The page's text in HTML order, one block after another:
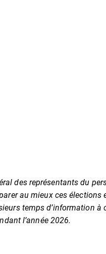
des représentants du
au mieux ces élections
temps d’information à
l’année 2026.